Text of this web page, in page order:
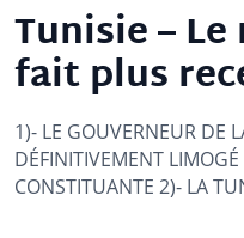
Tunisie –
fait plus
1)- LE GOUVERNEUR DE
DÉFINITIVEMENT
CONSTITUANTE 2)- LA